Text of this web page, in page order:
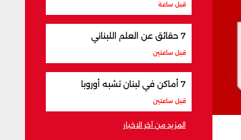
قبل ساعة
7 حقائق عن العلم اللبناني
قبل ساعتين
7 أماكن في لبنان تشبه أوروبا
قبل ساعتين
المزيد من آخر الاخبار